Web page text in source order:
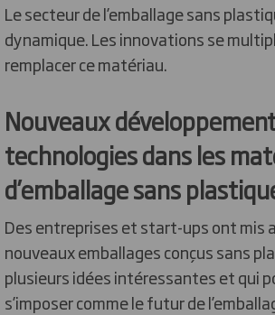
Le secteur de l’emballage sans
dynamique. Les innovations se
remplacer ce matériau.
Nouveaux
technologies dans les
d’emballage sans
Des entreprises et start-ups ont mis
nouveaux emballages conçus sans
plusieurs idées intéressantes et qui
s’imposer comme le futur de